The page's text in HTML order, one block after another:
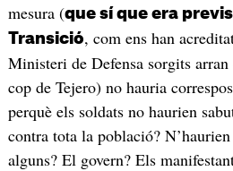
mesura (que sí que era
Transició, com ens han
Ministeri de Defensa sorgits
cop de Tejero) no hauria
perquè els soldats no haurien
contra tota la població?
alguns? El govern? Els